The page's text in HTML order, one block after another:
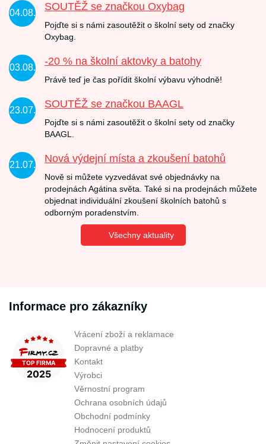
04.08.
SOUTĚŽ se značkou Oxybag
Pojďte si s námi zasoutěžit o školní sety od značky
Oxybag.
03.08.
-20 % na školní aktovky a batohy
Právě teď je čas pořídit školní výbavu výhodně!
23.07.
SOUTĚŽ se značkou BAAGL
Pojďte si s námi zasoutěžit o školní sety od značky
BAAGL.
21.07.
Nová výdejní místa a zkoušení batohů
Nově si můžete vyzvedávat své objednávky na
prodejnách Agátina světa. Také si na prodejnách můžete
objednat individuální zkoušení školních batohů s
odborným poradenstvím.
Všechny aktuality
Informace pro zákazníky
Vrácení zboží a reklamace
Dopravné a platby
Kontakt
Výrobci
Věrnostní program
Ochrana osobních údajů
Obchodní podmínky
Hodnocení produktů